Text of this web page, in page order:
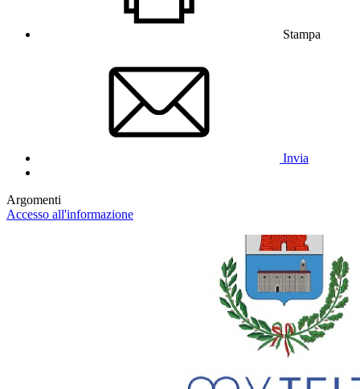
Stampa
Invia
Argomenti
Accesso all'informazione